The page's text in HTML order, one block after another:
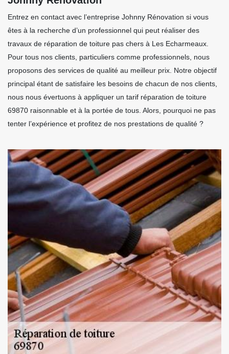
Entrez en contact avec l’entreprise Johnny Rénovation si vous
êtes à la recherche d’un professionnel qui peut réaliser des
travaux de réparation de toiture pas chers à Les Echarmeaux.
Pour tous nos clients, particuliers comme professionnels, nous
proposons des services de qualité au meilleur prix. Notre objectif
principal étant de satisfaire les besoins de chacun de nos clients,
nous nous évertuons à appliquer un tarif réparation de toiture
69870 raisonnable et à la portée de tous. Alors, pourquoi ne pas
tenter l’expérience et profitez de nos prestations de qualité ?